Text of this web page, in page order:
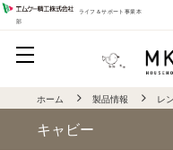
ライフ＆サポート事業本
部
ホーム 製品情報 レ
キャビー